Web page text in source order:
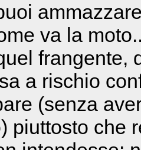
va la
frangente,
a rischio
(senza
piuttosto che